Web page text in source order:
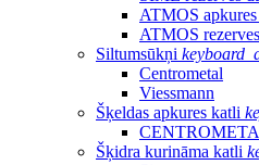
ATMOS
ATMOS
Siltumsūkņi
Centrometal
Viessmann
Šķeldas apkures katli
Šķidra kurināma katli